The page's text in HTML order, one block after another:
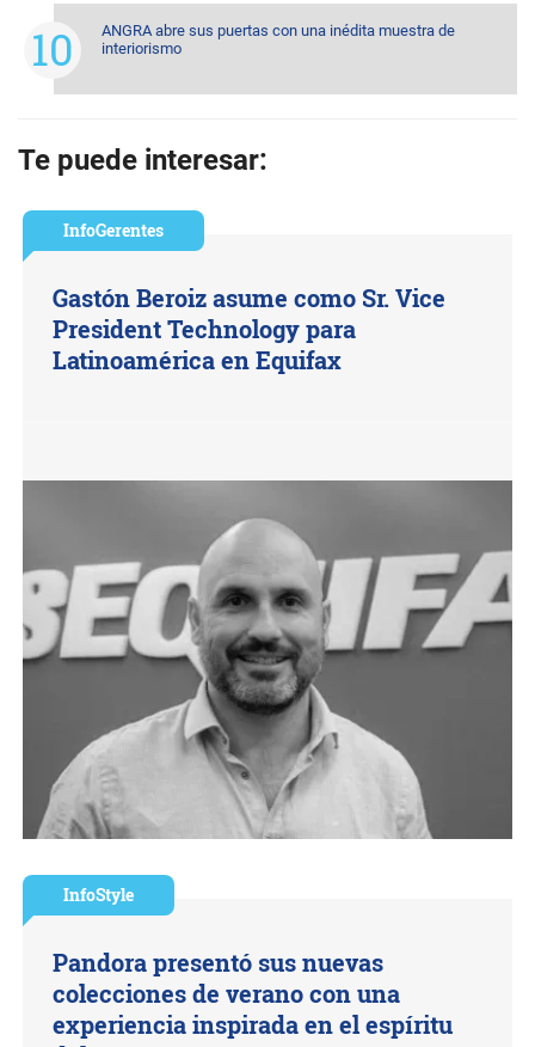
ANGRA abre sus puertas con una inédita muestra de
interiorismo
Te puede interesar:
InfoGerentes
Gastón Beroiz asume como Sr. Vice
President Technology para
Latinoamérica en Equifax
InfoStyle
Pandora presentó sus nuevas
colecciones de verano con una
experiencia inspirada en el espíritu